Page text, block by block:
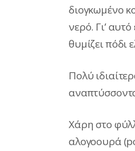
διογκωμένο
νερό. Γι’
θυμίζει πόδι
Πολύ
Χάρη στο
αλογοουρά